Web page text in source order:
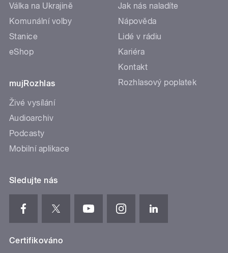
Válka na Ukrajině
Komunální volby
Stanice
eShop
mujRozhlas
Živé vysílání
Audioarchiv
Podcasty
Mobilní aplikace
Jak nás naladíte
Nápověda
Lidé v rádiu
Kariéra
Kontakt
Rozhlasový poplatek
Sledujte nás
Certifikováno